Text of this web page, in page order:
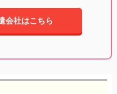
会社はこちら